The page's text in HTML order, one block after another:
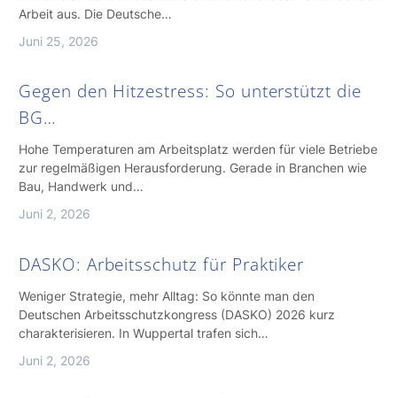
Arbeit aus. Die Deutsche…
Juni 25, 2026
Gegen den Hitzestress: So unterstützt die
BG…
Hohe Temperaturen am Arbeitsplatz werden für viele Betriebe
zur regelmäßigen Herausforderung. Gerade in Branchen wie
Bau, Handwerk und…
Juni 2, 2026
DASKO: Arbeitsschutz für Praktiker
Weniger Strategie, mehr Alltag: So könnte man den
Deutschen Arbeitsschutzkongress (DASKO) 2026 kurz
charakterisieren. In Wuppertal trafen sich…
Juni 2, 2026